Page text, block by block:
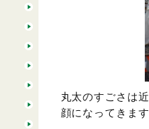
丸太のすごさは
顔になってきます